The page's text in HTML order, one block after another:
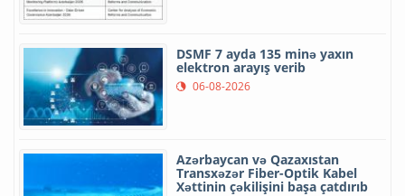
DSMF 7 ayda 135 minə yaxın
elektron arayış verib
06-08-2026
Azərbaycan və Qazaxıstan
Transxəzər Fiber-Optik Kabel
Xəttinin çəkilişini başa çatdırıb